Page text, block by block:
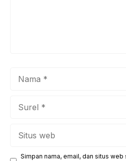
Simpan nama, email, dan situs